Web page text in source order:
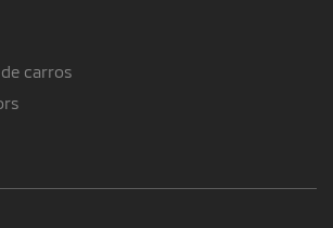
carros